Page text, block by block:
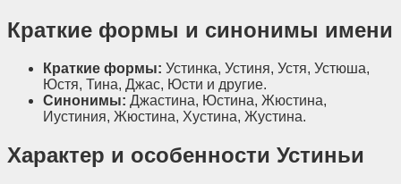
Краткие формы и синонимы имени
Краткие формы: Устинка, Устиня, Устя, Устюша,
Юстя, Тина, Джас, Юсти и другие.
Синонимы: Джастина, Юстина, Жюстина,
Иустиния, Жюстина, Хустина, Жустина.
Характер и особенности Устиньи